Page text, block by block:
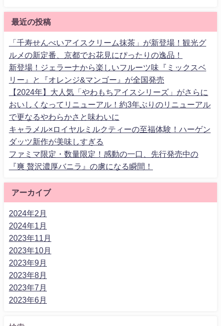
最近の投稿
「千寿せんべいアイスクリーム抹茶」が新登場！観光グ
ルメの新定番、京都でお花見にぴったりの逸品！
新登場！ジェラーナから楽しいフルーツ味『ミックスベ
リー』と『オレンジ&マンゴー』が全国発売
【2024年】大人気「やわもちアイスシリーズ」がさらに
おいしくなってリニューアル！約3年ぶりのリニューアル
で更なるやわらかさと味わいに
キャラメル×ロイヤルミルクティーの至福体験！ハーゲン
ダッツ新作が美味しすぎる
ファミマ限定・数量限定！感動の一口、先行発売中の
『爽 贅沢濃厚バニラ』の虜になる瞬間！
アーカイブ
2024年2月
2024年1月
2023年11月
2023年10月
2023年9月
2023年8月
2023年7月
2023年6月